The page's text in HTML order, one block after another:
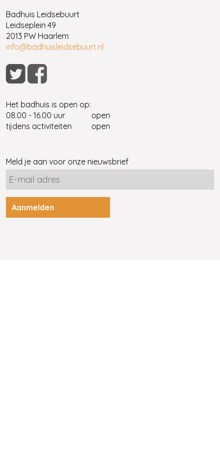
Badhuis Leidsebuurt
Leidseplein 49
2013 PW Haarlem
info@badhuisleidsebuurt.nl
Het badhuis is open op:
08.00 - 16.00 uur
open
tijdens activiteiten
open
Meld je aan voor onze nieuwsbrief